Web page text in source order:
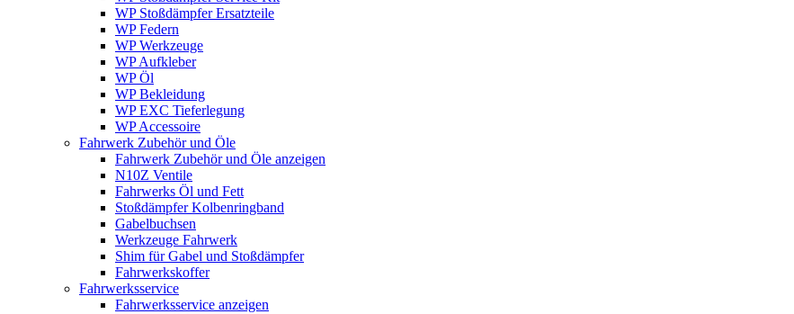
WP Stoßdämpfer Ersatzteile
WP Federn
WP Werkzeuge
WP Aufkleber
WP Öl
WP Bekleidung
WP EXC Tieferlegung
WP Accessoire
Fahrwerk Zubehör und Öle
Fahrwerk Zubehör und Öle anzeigen
N10Z Ventile
Fahrwerks Öl und Fett
Stoßdämpfer Kolbenringband
Gabelbuchsen
Werkzeuge Fahrwerk
Shim für Gabel und Stoßdämpfer
Fahrwerkskoffer
Fahrwerksservice
Fahrwerksservice anzeigen